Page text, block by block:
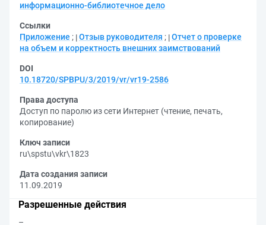
информационно-библиотечное дело
Ссылки
Приложение ; Отзыв руководителя ; Отчет о проверке
на объем и корректность внешних заимствований
DOI
10.18720/SPBPU/3/2019/vr/vr19-2586
Права доступа
Доступ по паролю из сети Интернет (чтение, печать,
копирование)
Ключ записи
ru\spstu\vkr\1823
Дата создания записи
11.09.2019
Разрешенные действия
–